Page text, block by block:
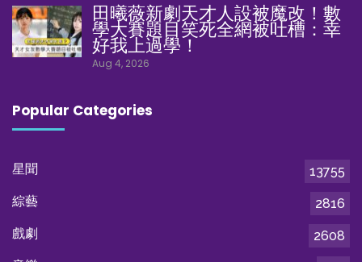
田曦薇新劇天才人設被魔改！數
學大賽題目笑死全網被吐槽：幸
好我上過學！
Aug 4, 2026
Popular Categories
星聞
13755
綜藝
2816
戲劇
2608